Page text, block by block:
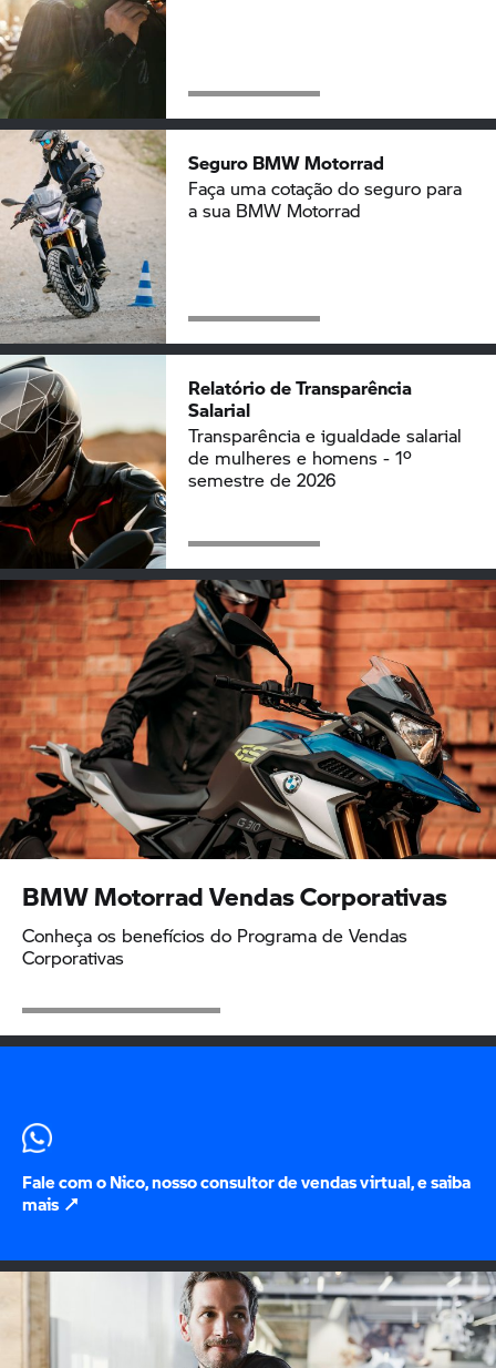
Seguro BMW Motorrad
Faça uma cotação do seguro para
a sua BMW Motorrad
Relatório de Transparência
Salarial
Transparência e igualdade salarial
de mulheres e homens - 1º
semestre de 2026
BMW MotorradVendas Corporativas
Conheça os benefícios do Programa de Vendas
Corporativas
Fale com o Nico, nosso consultor de vendas virtual, e saiba
mais